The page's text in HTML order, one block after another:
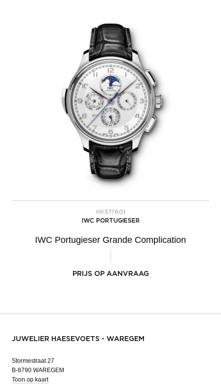
IW377601
IWC PORTUGIESER
IWC Portugieser Grande Complication
PRIJS OP AANVRAAG
JUWELIER HAESEVOETS - WAREGEM
Stormestraat 27
B-8790 WAREGEM
Toon op kaart